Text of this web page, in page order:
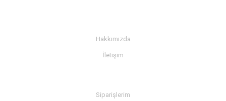
Hakkımızda
İletişim
Siparişlerim